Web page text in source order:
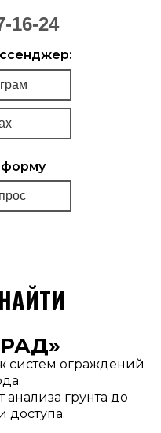
16-24
форму
систем ограждений
грунта до
доступа.